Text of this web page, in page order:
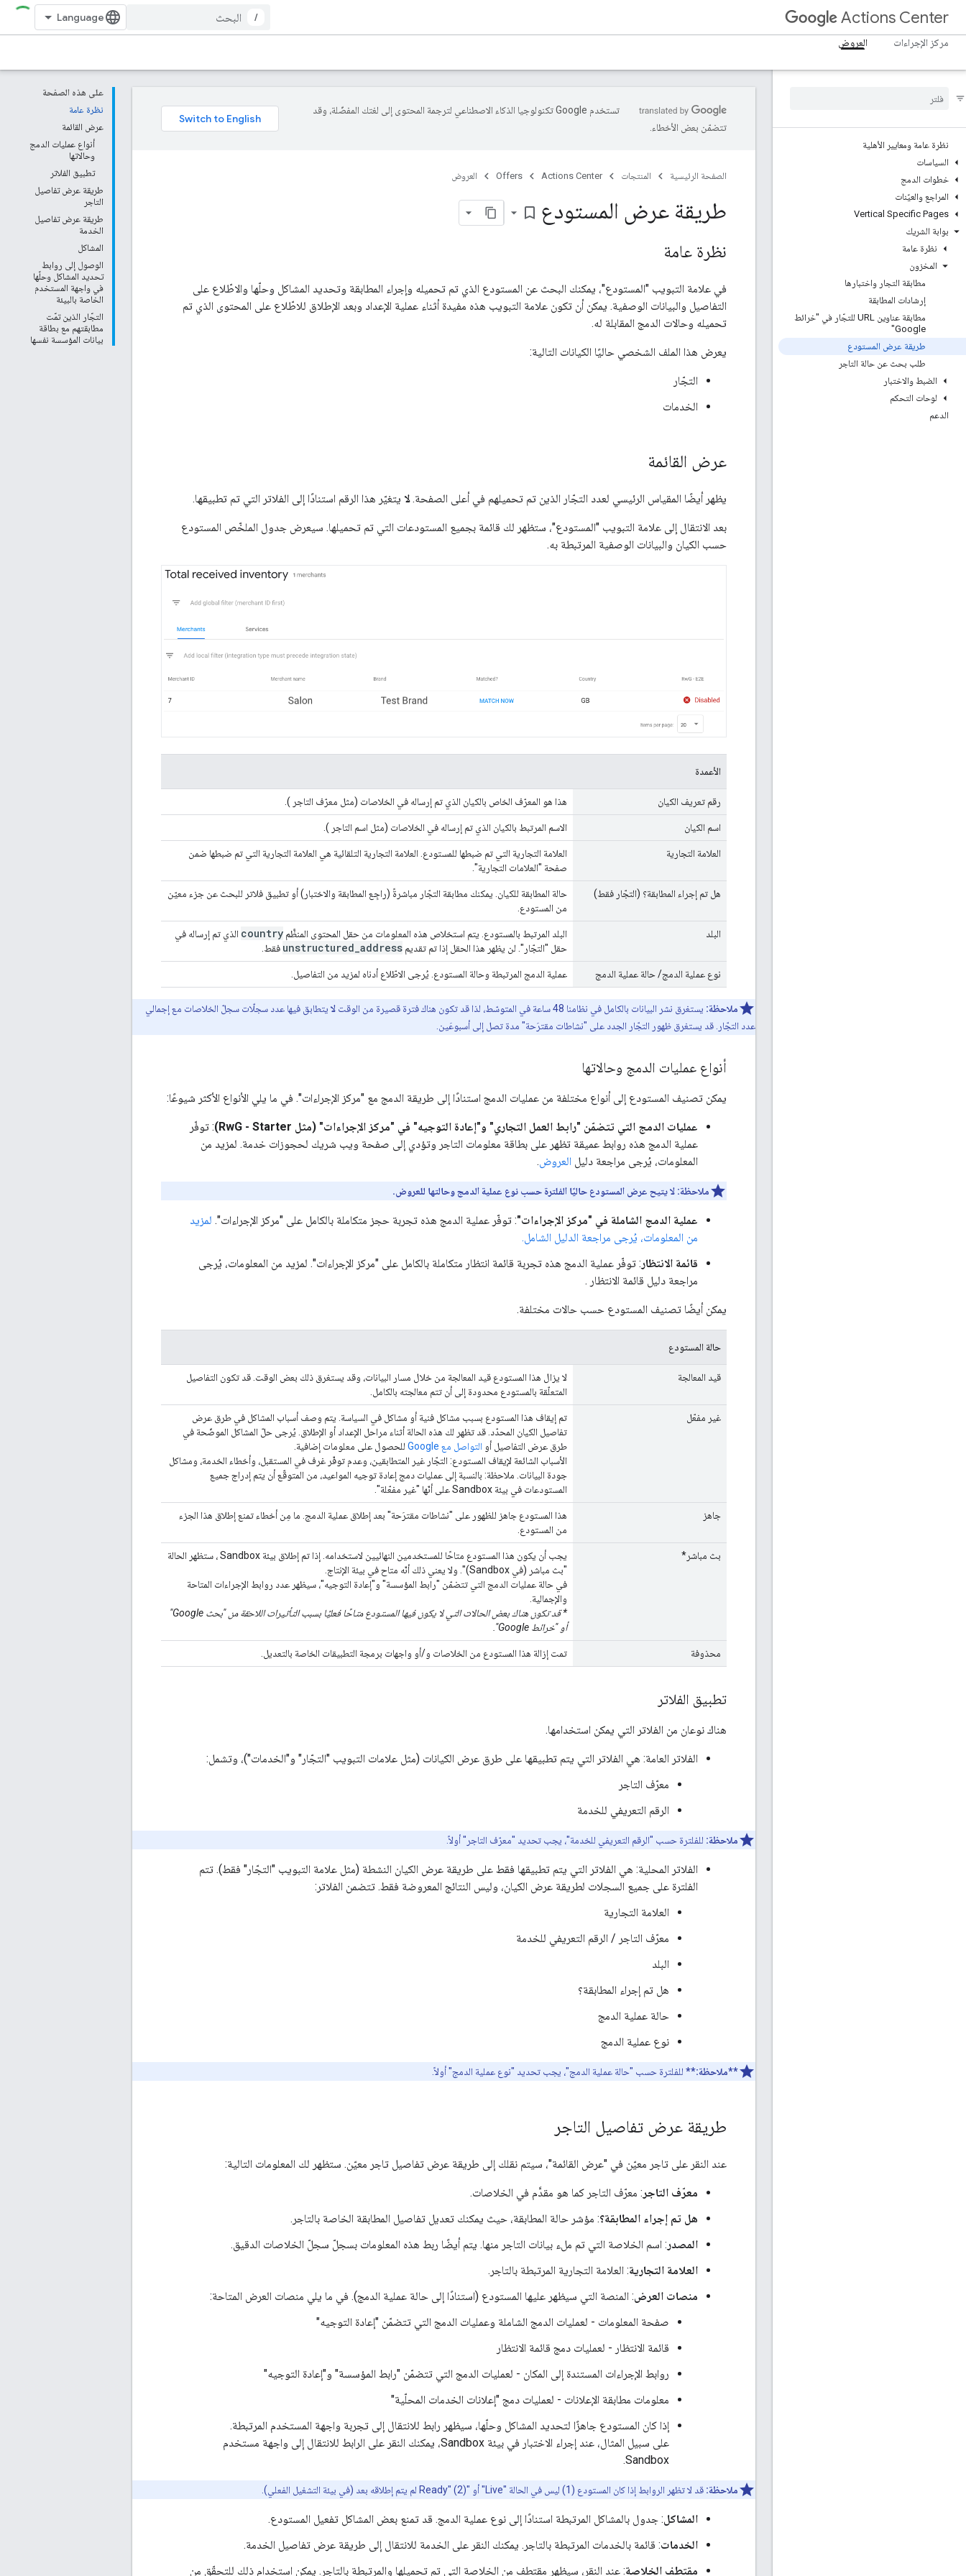
Actions Center
/
مركز الإجراءات
العروض
نظرة عامة ومعايير الأهلية
السياسات
خطوات الدمج
المراجع والعيّنات
Vertical Specific Pages
بوابة الشريك
نظرة عامة
المخزون
مطابقة التجار واختبارها
إرشادات المطابقة
مطابقة عناوين URL للتجّار في "خرائط
Google"
طريقة عرض المستودع
طلب بحث عن حالة التاجر
الضبط والاختبار
لوحات التحكم
الدعم
على هذه الصفحة
نظرة عامة
عرض القائمة
أنواع عمليات الدمج
وحالاتها
تطبيق الفلاتر
طريقة عرض تفاصيل
التاجر
طريقة عرض تفاصيل
الخدمة
المشاكل
الوصول إلى روابط
تحديد المشاكل وحلّها
في واجهة المستخدم
الخاصة بالبيئة
التجّار الذين تمّت
مطابقتهم مع بطاقة
بيانات المؤسسة نفسها
تستخدم Google تكنولوجيا الذكاء الاصطناعي لترجمة المحتوى إلى لغتك المفضّلة، وقد
تتضمّن بعض الأخطاء.
الصفحة الرئيسية المنتجات Actions Center
Offers العروض
طريقة عرض المستودع bookmark_border
نظرة عامة
في علامة التبويب "المستودع"، يمكنك البحث عن المستودع الذي تم تحميله وإجراء المطابقة وتحديد المشاكل وحلّها والاطّلاع على
التفاصيل والبيانات الوصفية. يمكن أن تكون علامة التبويب هذه مفيدة أثناء عملية الإعداد وبعد الإطلاق للاطّلاع على المحتوى الذي تم
تحميله وحالات الدمج المقابلة له.
يعرض هذا الملف الشخصي حاليًا الكيانات التالية:
التجّار
الخدمات
عرض القائمة
يظهر أيضًا المقياس الرئيسي لعدد التجّار الذين تم تحميلهم في أعلى الصفحة.لا يتغيّر هذا الرقم استنادًا إلى الفلاتر التي تم تطبيقها.
بعد الانتقال إلى علامة التبويب "المستودع"، ستظهر لك قائمة بجميع المستودعات التي تم تحميلها. سيعرض جدول الملخّص المستودع
حسب الكيان والبيانات الوصفية المرتبطة به.
الأعمدة
رقم تعريف الكيان هذا هو المعرّف الخاص بالكيان الذي تم إرساله في الخلاصات (مثل معرّف التاجر ).
اسم الكيان الاسم المرتبط بالكيان الذي تم إرساله في الخلاصات (مثل اسم التاجر ).
العلامة التجارية
العلامة التجارية التي تم ضبطها للمستودع. العلامة التجارية التلقائية هي العلامة التجارية التي تم ضبطها ضمن
صفحة "العلامات التجارية".
هل تم إجراء المطابقة؟ (التجّار فقط)
حالة المطابقة للكيان. يمكنك مطابقة التجّار مباشرةً (راجِع المطابقة والاختبار) أو تطبيق فلاتر للبحث عن جزء معيّن
من المستودع.
البلد البلد المرتبط بالمستودع. يتم استخلاص هذه المعلومات من حقل المحتوى المنظَّم country الذي تم إرساله في
حقل "التجّار". لن يظهر هذا الحقل إذا تم تقديم
unstructured address فقط.
نوع عملية الدمج/ حالة عملية الدمج عملية الدمج المرتبطة وحالة المستودع. يُرجى الاطّلاع أدناه لمزيد من التفاصيل.
ملاحظة: يستغرق نشر البيانات بالكامل في نظامنا 48 ساعة في المتوسّط، لذا قد تكون هناك فترة قصيرة من الوقت لا يتطابق فيها عدد سجلّات سجلّ الخلاصات مع إجمالي
عدد التجّار. قد يستغرق ظهور التجّار الجدد على "نشاطات مقترَحة" مدة تصل إلى أسبوعَين.
أنواع عمليات الدمج وحالاتها
يمكن تصنيف المستودع إلى أنواع مختلفة من عمليات الدمج استنادًا إلى طريقة الدمج مع "مركز الإجراءات". في ما يلي الأنواع الأكثر شيوعًا:
عمليات الدمج التي تتضمّن "رابط العمل التجاري" و"إعادة التوجيه" في "مركز الإجراءات" (مثل RwG - Starter)
: توفّر
عملية الدمج هذه روابط عميقة تظهر على بطاقة معلومات التاجر وتؤدي إلى صفحة ويب شريك لحجوزات خدمة. لمزيد من
المعلومات، يُرجى مراجعة دليل العروض.
ملاحظة: لا يتيح عرض المستودع حاليًا الفلترة حسب نوع عملية الدمج وحالتها للعروض.
عملية الدمج الشاملة في "مركز الإجراءات": توفّر عملية الدمج هذه تجربة حجز متكاملة بالكامل على "مركز الإجراءات". لمزيد
من المعلومات، يُرجى مراجعة الدليل الشامل.
قائمة الانتظار : توفّر عملية الدمج هذه تجربة قائمة انتظار متكاملة بالكامل على "مركز الإجراءات". لمزيد من المعلومات، يُرجى
مراجعة دليل قائمة الانتظار .
يمكن أيضًا تصنيف المستودع حسب حالات مختلفة.
حالة المستودع
قيد المعالجة
لا يزال هذا المستودع قيد المعالجة من خلال مسار البيانات، وقد يستغرق ذلك بعض الوقت. قد تكون التفاصيل
المتعلّقة بالمستودع محدودة إلى أن تتم معالجته بالكامل.
غير مفعّل
تم إيقاف هذا المستودع بسبب مشاكل فنية أو مشاكل في السياسة. يتم وصف أسباب المشاكل في طرق عرض
تفاصيل الكيان المحدّد. قد تظهر لك هذه الحالة أثناء مراحل الإعداد أو الإطلاق. يُرجى حلّ المشاكل الموضّحة في
طرق عرض التفاصيل أو التواصل مع Google
للحصول على معلومات إضافية.
الأسباب الشائعة لإيقاف المستودع: التجّار غير المتطابقين، وعدم توفّر غرف في المستقبل، وأخطاء الخدمة، ومشاكل
جودة البيانات. ملاحظة: بالنسبة إلى عمليات دمج إعادة توجيه المواعيد، من المتوقّع أن يتم إدراج جميع
المستودعات في بيئة Sandbox على أنّها "غير مفعّلة".
جاهز
هذا المستودع جاهز للظهور على "نشاطات مقترَحة" بعد إطلاق عملية الدمج. ما مِن أخطاء تمنع إطلاق هذا الجزء
من المستودع.
بث مباشر*
يجب أن يكون هذا المستودع متاحًا للمستخدمين النهائيين لاستخدامه. إذا تم إطلاق بيئة Sandbox ، ستظهر الحالة
"بث مباشر (في Sandbox)". ولا يعني ذلك أنّه متاح في بيئة الإنتاج.
في حالة عمليات الدمج التي تتضمّن "رابط المؤسسة" و"إعادة التوجيه"، سيظهر عدد روابط الإجراءات المتاحة
والإجمالية.
* قد تكون هناك بعض الحالات التي لا يكون فيها المستودع متاحًا فعليًا بسبب التأثيرات اللاحقة من "بحث Google"
أو "خرائط Google".
محذوفة تمت إزالة هذا المستودع من الخلاصات و/أو واجهات برمجة التطبيقات الخاصة بالتعديل.
تطبيق الفلاتر
هناك نوعان من الفلاتر التي يمكن استخدامها.
الفلاتر العامة: هي الفلاتر التي يتم تطبيقها على طرق عرض الكيانات (مثل علامات التبويب "التجّار" و"الخدمات")، وتشمل:
معرّف التاجر
الرقم التعريفي للخدمة
ملاحظة: للفلترة حسب "الرقم التعريفي للخدمة"، يجب تحديد "معرّف التاجر" أولاً.
الفلاتر المحلية: هي الفلاتر التي يتم تطبيقها فقط على طريقة عرض الكيان النشطة (مثل علامة التبويب "التجّار" فقط). تتم
الفلترة على جميع السجلات لطريقة عرض الكيان، وليس النتائج المعروضة فقط. تتضمن الفلاتر:
العلامة التجارية
معرّف التاجر / الرقم التعريفي للخدمة
البلد
هل تم إجراء المطابقة؟
حالة عملية الدمج
نوع عملية الدمج
**ملاحظة:** للفلترة حسب "حالة عملية الدمج"، يجب تحديد "نوع عملية الدمج" أولاً.
طريقة عرض تفاصيل التاجر
عند النقر على تاجر معيّن في "عرض القائمة"، سيتم نقلك إلى طريقة عرض تفاصيل تاجر معيّن. ستظهر لك المعلومات التالية:
معرّف التاجر : معرّف التاجر كما هو مقدَّم في الخلاصات.
هل تم إجراء المطابقة؟: مؤشر حالة المطابقة، حيث يمكنك تعديل تفاصيل المطابقة الخاصة بالتاجر.
المصدر : اسم الخلاصة التي تم ملء بيانات التاجر منها. يتم أيضًا ربط هذه المعلومات بسجلّ سجلّ الخلاصات الدقيق.
العلامة التجارية: العلامة التجارية المرتبطة بالتاجر.
منصات العرض: المنصة التي سيظهر عليها المستودع (استنادًا إلى حالة عملية الدمج). في ما يلي منصات العرض المتاحة:
صفحة المعلومات - لعمليات الدمج الشاملة وعمليات الدمج التي تتضمّن "إعادة التوجيه"
قائمة الانتظار - لعمليات دمج قائمة الانتظار
روابط الإجراءات المستندة إلى المكان - لعمليات الدمج التي تتضمّن "رابط المؤسسة" و"إعادة التوجيه"
معلومات مطابقة الإعلانات - لعمليات دمج "إعلانات الخدمات المحلّية"
إذا كان المستودع جاهزًا لتحديد المشاكل وحلّها، سيظهر رابط للانتقال إلى تجربة واجهة المستخدم المرتبطة.
على سبيل المثال، عند إجراء الاختبار في بيئة Sandbox، يمكنك النقر على الرابط للانتقال إلى واجهة مستخدم
Sandbox.
ملاحظة: قد لا تظهر الروابط إذا كان المستودع (1) ليس في الحالة "Live" أو "Ready" (2) لم يتم إطلاقه بعد (في بيئة التشغيل الفعلي).
المشاكل: جدول بالمشاكل المرتبطة استنادًا إلى نوع عملية الدمج. قد تمنع بعض المشاكل تفعيل المستودع.
الخدمات: قائمة بالخدمات المرتبطة بالتاجر. يمكنك النقر على الخدمة للانتقال إلى طريقة عرض تفاصيل الخدمة.
مقتطف الخلاصة: عند النقر، سيظهر مقتطف من الخلاصة التي تم تحميلها والمرتبطة بالتاجر. يمكن استخدام ذلك للتحقّق من